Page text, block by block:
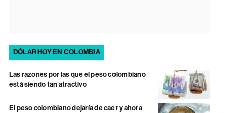
DÓLAR HOY EN COLOMBIA
Las razones por las que el peso colombiano
está siendo tan atractivo
El peso colombiano dejaría de caer y ahora